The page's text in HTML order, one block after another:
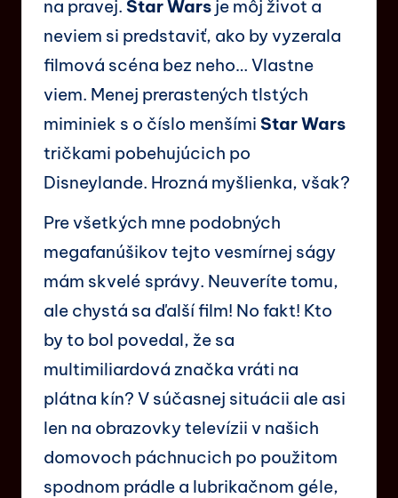
na pravej. Star Wars je môj život a
neviem si predstaviť, ako by vyzerala
filmová scéna bez neho… Vlastne
viem. Menej prerastených tlstých
miminiek s o číslo menšími Star Wars
tričkami pobehujúcich po
Disneylande. Hrozná myšlienka, však?
Pre všetkých mne podobných
megafanúšikov tejto vesmírnej ságy
mám skvelé správy. Neuveríte tomu,
ale chystá sa ďalší film! No fakt! Kto
by to bol povedal, že sa
multimiliardová značka vráti na
plátna kín? V súčasnej situácii ale asi
len na obrazovky televízii v našich
domovoch páchnucich po použitom
spodnom prádle a lubrikačnom géle,